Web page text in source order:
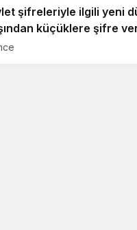
şifreleriyle ilgili yeni
küçüklere şifre